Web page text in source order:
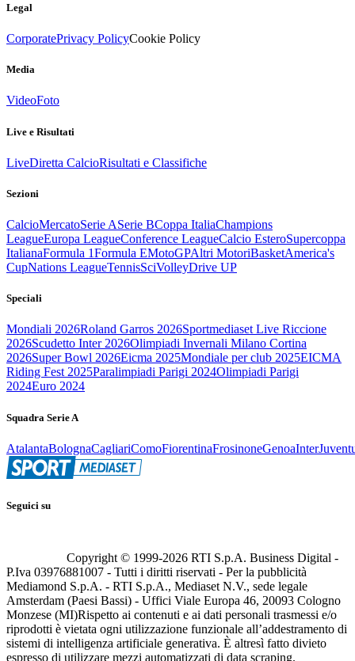
Legal
CorporatePrivacy PolicyCookie Policy
Media
VideoFoto
Live e Risultati
LiveDiretta CalcioRisultati e Classifiche
Sezioni
CalcioMercatoSerie ASerie BCoppa ItaliaChampions
LeagueEuropa LeagueConference LeagueCalcio EsteroSupercoppa
ItalianaFormula 1Formula EMotoGPAltri MotoriBasketAmerica's
CupNations LeagueTennisSciVolleyDrive UP
Speciali
Mondiali 2026Roland Garros 2026Sportmediaset Live Riccione
2026Scudetto Inter 2026Olimpiadi Invernali Milano Cortina
2026Super Bowl 2026Eicma 2025Mondiale per club 2025EICMA
Riding Fest 2025Paralimpiadi Parigi 2024Olimpiadi Parigi
2024Euro 2024
Squadra Serie A
AtalantaBolognaCagliariComoFiorentinaFrosinoneGenoaInter
Seguici su
Copyright © 1999-2026 RTI S.p.A. Business Digital -
P.Iva 03976881007 - Tutti i diritti riservati - Per la pubblicità
Mediamond S.p.A. - RTI S.p.A., Mediaset N.V., sede legale
Amsterdam (Paesi Bassi) - Uffici Viale Europa 46, 20093 Cologno
Monzese (MI)Rispetto ai contenuti e ai dati personali trasmessi e/o
riprodotti è vietata ogni utilizzazione funzionale all’addestramento di
sistemi di intelligenza artificiale generativa. È altresì fatto divieto
espresso di utilizzare mezzi automatizzati di data scraping.